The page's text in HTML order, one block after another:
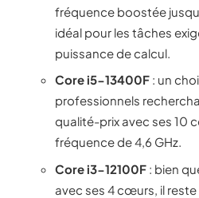
fréquence boostée
idéal pour les tâches
puissance de calcul.
Core i5-13400F : un
professionnels
qualité-prix avec ses 10
fréquence de 4,6 GHz.
Core i3-12100F : bien
avec ses 4 cœurs, il